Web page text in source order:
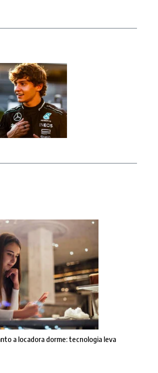
a locadora dorme: tecnologia leva